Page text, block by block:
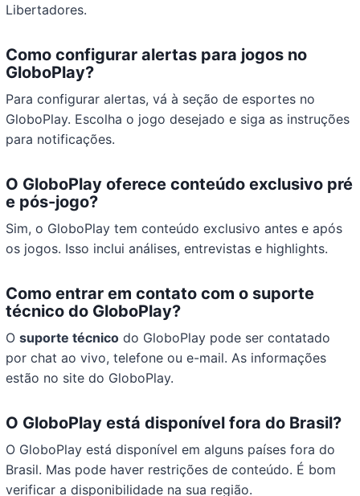
Libertadores.
Como configurar alertas para jogos no
GloboPlay?
Para configurar alertas, vá à seção de esportes no
GloboPlay. Escolha o jogo desejado e siga as instruções
para notificações.
O GloboPlay oferece conteúdo exclusivo pré
e pós-jogo?
Sim, o GloboPlay tem conteúdo exclusivo antes e após
os jogos. Isso inclui análises, entrevistas e highlights.
Como entrar em contato com o suporte
técnico do GloboPlay?
Osuporte técnico do GloboPlay pode ser contatado
por chat ao vivo, telefone ou e-mail. As informações
estão no site do GloboPlay.
O GloboPlay está disponível fora do Brasil?
O GloboPlay está disponível em alguns países fora do
Brasil. Mas pode haver restrições de conteúdo. É bom
verificar a disponibilidade na sua região.